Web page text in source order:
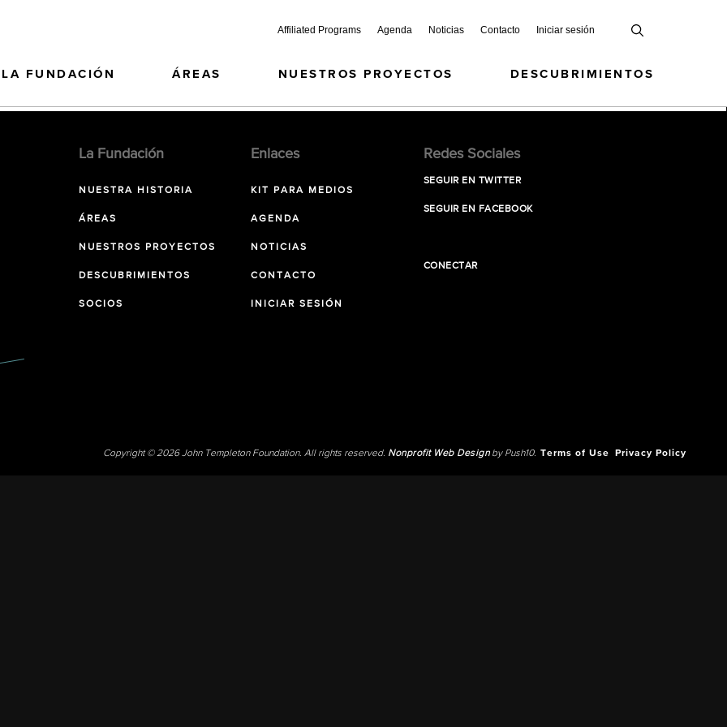
Affiliated Programs Agenda Noticias Contacto Iniciar sesión
LA FUNDACIÓN ÁREAS NUESTROS PROYECTOS DESCUBRIMIENTOS
La Fundación
NUESTRA HISTORIA
ÁREAS
NUESTROS PROYECTOS
DESCUBRIMIENTOS
SOCIOS
Enlaces
KIT PARA MEDIOS
AGENDA
NOTICIAS
CONTACTO
INICIAR SESIÓN
Redes Sociales
SEGUIR EN TWITTER
SEGUIR EN FACEBOOK
CONECTAR
Copyright © 2026 John Templeton Foundation. All rights reserved. Nonprofit Web Designby Push10. Terms of Use Privacy Policy